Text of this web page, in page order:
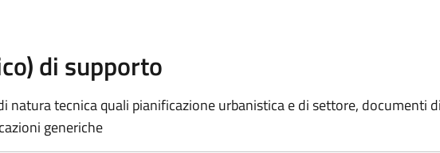
di supporto
natura tecnica quali pianificazione urbanistica e di settore, documenti
generiche